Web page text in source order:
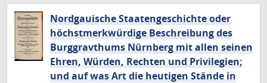
Nordgauische Staatengeschichte oder
höchstmerkwürdige Beschreibung des
Burggravthums Nürnberg mit allen seinen
Ehren, Würden, Rechten und Privilegien;
und auf was Art die heutigen Stände in